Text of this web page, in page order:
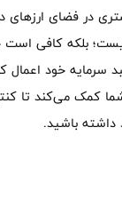
در فضای ارزهای
بلکه کافی است
سرمایه خود اعمال
کمک می‌کند تا
داشته باشید.